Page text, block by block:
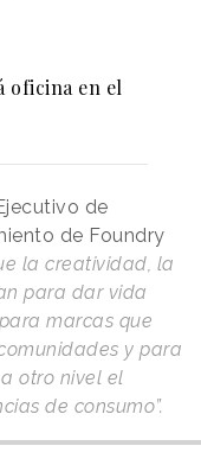
oficina en el
de
de Foundry
la creatividad, la
para dar vida
marcas que
y para
otro nivel el
de consumo”.